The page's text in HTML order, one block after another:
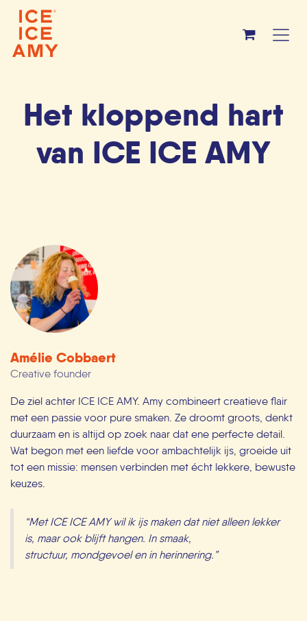
Overslaan naar inhoud
Het kloppend hart
van ICE ICE AMY
Amélie Cobbaert
Creative founder
De ziel achter ICE ICE AMY. Amy combineert creatieve flair
met een passie voor pure smaken. Ze droomt groots, denkt
duurzaam en is altijd op zoek naar dat ene perfecte detail.
Wat begon met een liefde voor ambachtelijk ijs, groeide uit
tot een missie: mensen verbinden met écht lekkere, bewuste
keuzes.
“Met ICE ICE AMY wil ik ijs maken dat niet alleen lekker
is, maar ook blijft hangen. In smaak,
structuur, mondgevoel en in herinnering.”